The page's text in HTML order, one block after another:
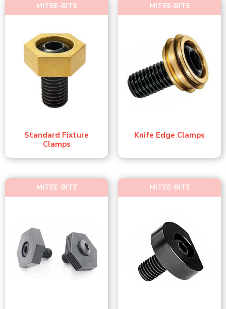
MITEE-BITE
Standard Fixture
Clamps
MITEE-BITE
Knife Edge Clamps
MITEE-BITE MITEE-BITE